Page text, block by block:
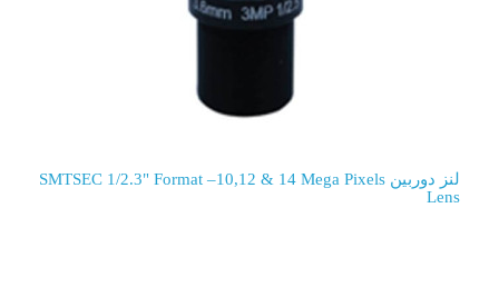
لنز دوربین SMTSEC 1/2.3" Format –10,12 & 14 Mega Pixels